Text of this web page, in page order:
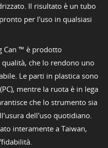
Il risultato è un tubo
per l'uso in qualsiasi
Can ™ è prodotto
che lo rendono uno
Le parti in plastica sono
mentre la ruota è in lega
che lo strumento sia
dell'uso quotidiano.
interamente a Taiwan,